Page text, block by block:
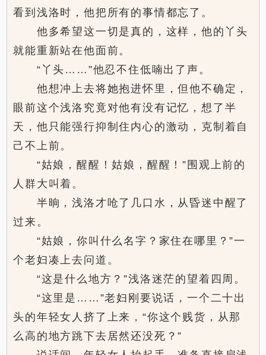
看到浅洛时，他把所有的事情都忘了。
他多希望这一切是真的，这样，他的丫头
就能重新站在他面前。
“丫头……”他忍不住低喃出了声。
他想冲上去将她抱进怀里，但他不确定，
眼前这个浅洛究竟对他有没有记忆，想了半
天，他只能强行抑制住内心的激动，克制着自
己不上前。
“姑娘，醒醒！姑娘，醒醒！”围观上前的
人群大叫着。
半晌，浅洛才呛了几口水，从昏迷中醒了
过来。
“姑娘，你叫什么名字？家住在哪里？”一
个老妇凑上去问道。
“这是什么地方？”浅洛迷茫的望着四周。
“这里是……”老妇刚要说话，一个二十出
头的年轻女人挤了上来，“你这个贱货，从那
么高的地方跳下去居然还没死？”